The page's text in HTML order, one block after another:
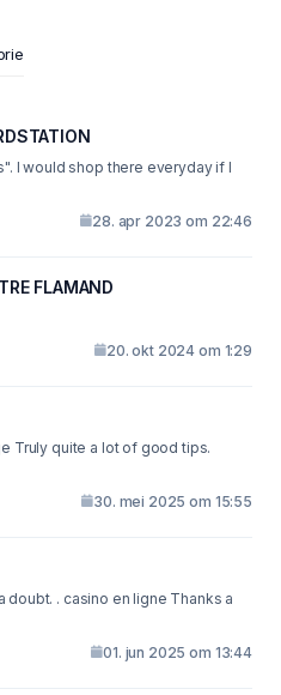
I would shop there everyday if I
28. apr 2023 om 22:46
FLAMAND
20. okt 2024 om 1:29
Truly quite a lot of good tips.
30. mei 2025 om 15:55
Thanks a
01. jun 2025 om 13:44